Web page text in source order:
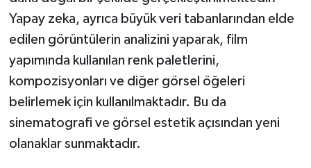
Yapay zeka, ayrıca büyük veri tabanlarından elde
edilen görüntülerin analizini yaparak, film
yapımında kullanılan renk paletlerini,
kompozisyonları ve diğer görsel öğeleri
belirlemek için kullanılmaktadır. Bu da
sinematografi ve görsel estetik açısından yeni
olanaklar sunmaktadır.